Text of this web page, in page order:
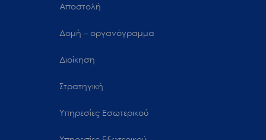
Αποστολή
Δομή – οργανόγραμμα
Διοίκηση
Στρατηγική
Υπηρεσίες Εσωτερικού